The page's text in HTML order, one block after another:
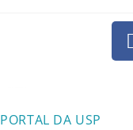
PORTAL DA USP